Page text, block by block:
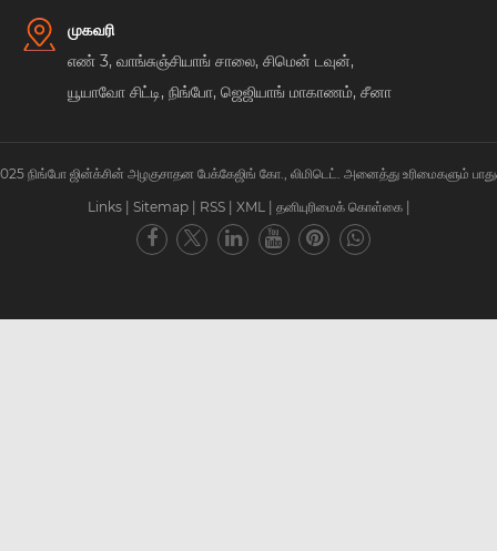
முகவரி
எண் 3, வாங்சுஞ்சியாங் சாலை, சிமென் டவுன்,
யூயாவோ சிட்டி, நிங்போ, ஜெஜியாங் மாகாணம், சீனா
2025 நிங்போ ஜின்க்சின் அழகுசாதன பேக்கேஜிங் கோ., லிமிடெட். அனைத்து உரிமைகளும்
Links
Sitemap RSS XML தனியுரிமைக் கொள்கை